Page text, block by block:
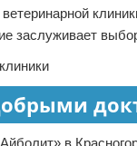
заслуживает
в